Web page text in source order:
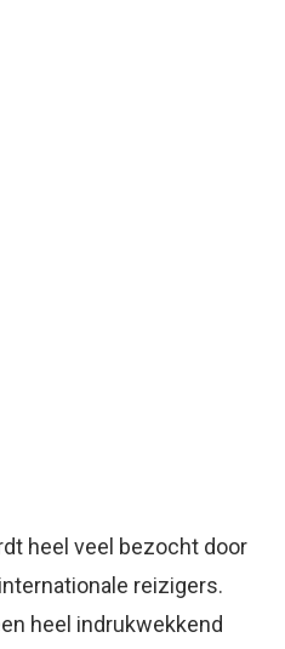
heel veel bezocht door
reizigers.
heel indrukwekkend